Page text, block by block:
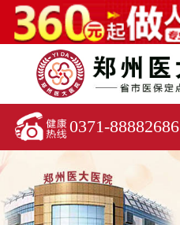
0371-88882686